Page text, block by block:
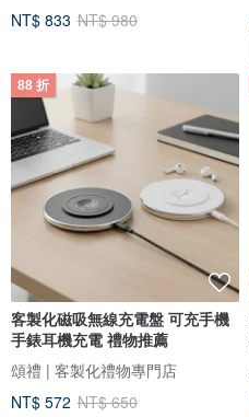
NT$ 833 NT$ 980
88 折
客製化磁吸無線充電盤 可充手機
手錶耳機充電 禮物推薦
頌禮 | 客製化禮物專門店
NT$ 572 NT$ 650